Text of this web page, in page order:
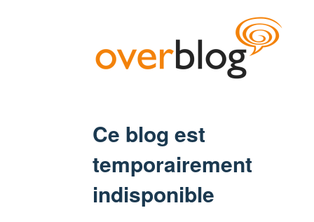
Ce blog est
temporairement
indisponible